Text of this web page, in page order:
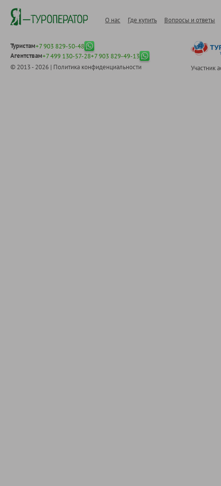
О нас Где купить Вопросы и ответы
Туристам+7 903 829-50-48
Агентствам+7 499 130-57-28+7 903 829-49-13
© 2013 - 2026 | Политика конфиденциальности Участник